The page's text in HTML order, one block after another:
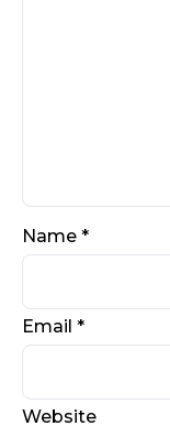
Name *
Email *
Website